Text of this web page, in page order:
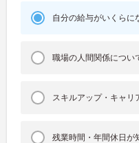
自分の給与がいくらに
職場の人間関係につい
スキルアップ・キャリ
残業時間・年間休日が